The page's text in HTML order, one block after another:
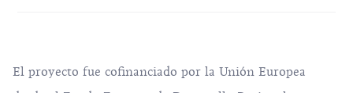
El proyecto fue cofinanciado por la Unión Europea